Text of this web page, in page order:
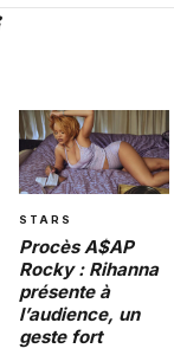
STARS
Procès A$AP
Rocky : Rihanna
présente à
l’audience, un
geste fort